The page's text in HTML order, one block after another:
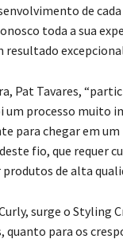
de
toda a sua
resultado
Pat Tavares,
um processo muito
para chegar em
fio, que requer
de alta
surge o Styling
quanto para os